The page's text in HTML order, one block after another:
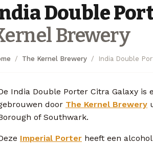
Double
Brewery
The Kernel Brewery India Double
India Double Porter Citra Galaxy is
door The Kernel Brewery
of Southwark.
Imperial Porter heeft een